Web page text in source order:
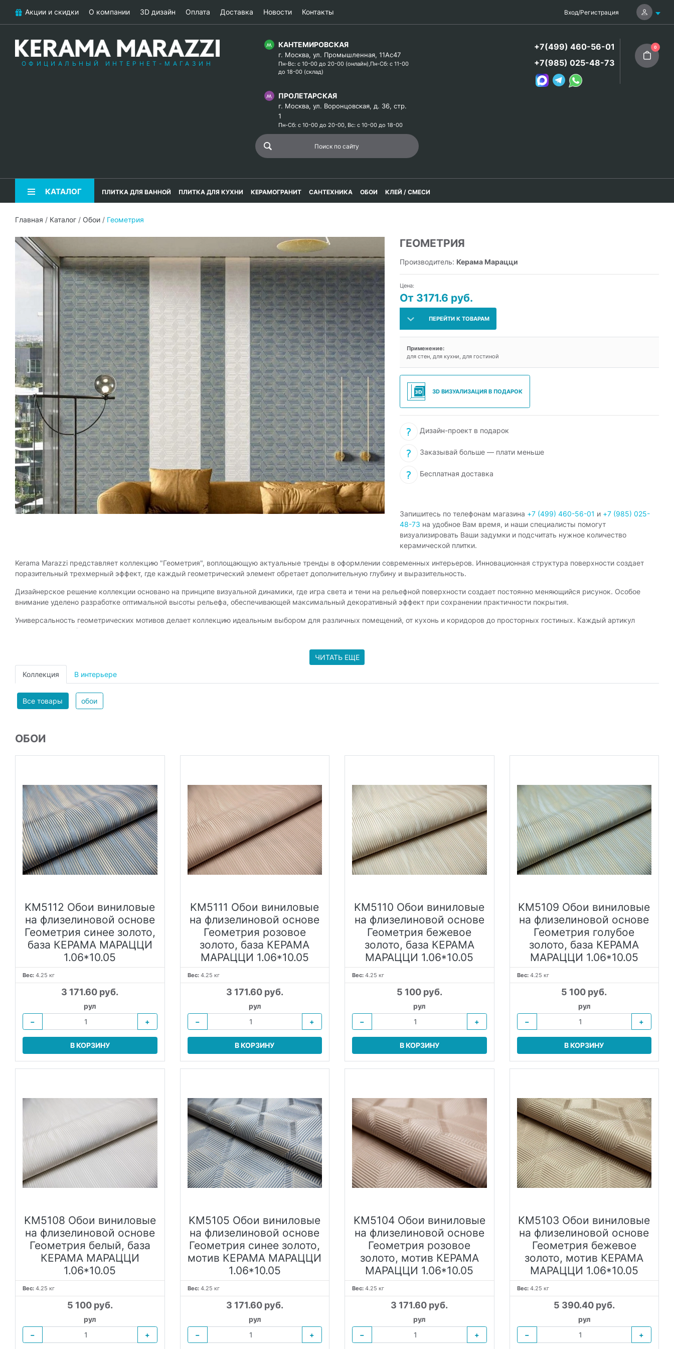
Акции и скидки О компании 3D дизайн Оплата Доставка Новости Контакты Вход/Регистрация
ОФИЦИАЛЬНЫЙ ИНТЕРНЕТ-МАГАЗИН
КАНТЕМИРОВСКАЯ
г. Москва, ул. Промышленная, 11Ас47
Пн-Вс: с 10-00 до 20-00 (онлайн),Пн-Сб: с 11-00
до 18-00 (склад)
ПРОЛЕТАРСКАЯ
г. Москва, ул. Воронцовская, д. 36, стр.
1
Пн-Сб: с 10-00 до 20-00, Вс: с 10-00 до 18-00
+7(499) 460-56-01
+7(985) 025-48-73
0
КАТАЛОГ ПЛИТКА ДЛЯ ВАННОЙ ПЛИТКА ДЛЯ КУХНИ КЕРАМОГРАНИТ САНТЕХНИКА ОБОИ КЛЕЙ / СМЕСИ
Главная / Каталог / Обои / Геометрия
ГЕОМЕТРИЯ
Производитель: Керама Марацци
Цена:
От 3171.6 руб.
ПЕРЕЙТИ К ТОВАРАМ
Применение:
для стен, для кухни, для гостиной
3D ВИЗУАЛИЗАЦИЯ В ПОДАРОК
Дизайн-проект в подарок
Заказывай больше — плати меньше
Бесплатная доставка
Запишитесь по телефонам магазина +7 (499) 460-56-01 и +7 (985) 025-
48-73 на удобное Вам время, и наши специалисты помогут
визуализировать Ваши задумки и подсчитать нужное количество
керамической плитки.
Kerama Marazzi представляет коллекцию "Геометрия", воплощающую актуальные тренды в оформлении современных интерьеров. Инновационная структура поверхности создает
поразительный трехмерный эффект, где каждый геометрический элемент обретает дополнительную глубину и выразительность.
Дизайнерское решение коллекции основано на принципе визуальной динамики, где игра света и тени на рельефной поверхности создает постоянно меняющийся рисунок. Особое
внимание уделено разработке оптимальной высоты рельефа, обеспечивающей максимальный декоративный эффект при сохранении практичности покрытия.
Универсальность геометрических мотивов делает коллекцию идеальным выбором для различных помещений, от кухонь и коридоров до просторных гостиных. Каждый артикул
коллекции разработан с учетом долгосрочных тенденций в интерьерном дизайне, что гарантирует актуальность решения на протяжении многих лет.
ЧИТАТЬ ЕЩЕ
Коллекция В интерьере
Все товары обои
ОБОИ
KM5112 Обои виниловые
на флизелиновой основе
Геометрия синее золото,
база КЕРАМА МАРАЦЦИ
1.06*10.05
Вес: 4.25 кг
3 171.60 руб.
рул
−
+
В КОРЗИНУ
KM5111 Обои виниловые
на флизелиновой основе
Геометрия розовое
золото, база КЕРАМА
МАРАЦЦИ 1.06*10.05
Вес: 4.25 кг
3 171.60 руб.
рул
−
+
В КОРЗИНУ
KM5110 Обои виниловые
на флизелиновой основе
Геометрия бежевое
золото, база КЕРАМА
МАРАЦЦИ 1.06*10.05
Вес: 4.25 кг
5 100 руб.
рул
−
+
В КОРЗИНУ
KM5109 Обои виниловые
на флизелиновой основе
Геометрия голубое
золото, база КЕРАМА
МАРАЦЦИ 1.06*10.05
Вес: 4.25 кг
5 100 руб.
рул
−
+
В КОРЗИНУ
KM5108 Обои виниловые
на флизелиновой основе
Геометрия белый, база
КЕРАМА МАРАЦЦИ
1.06*10.05
Вес: 4.25 кг
5 100 руб.
рул
−
+
KM5105 Обои виниловые
на флизелиновой основе
Геометрия синее золото,
мотив КЕРАМА МАРАЦЦИ
1.06*10.05
Вес: 4.25 кг
3 171.60 руб.
рул
−
+
KM5104 Обои виниловые
на флизелиновой основе
Геометрия розовое
золото, мотив КЕРАМА
МАРАЦЦИ 1.06*10.05
Вес: 4.25 кг
3 171.60 руб.
рул
−
+
KM5103 Обои виниловые
на флизелиновой основе
Геометрия бежевое
золото, мотив КЕРАМА
МАРАЦЦИ 1.06*10.05
Вес: 4.25 кг
5 390.40 руб.
рул
−
+